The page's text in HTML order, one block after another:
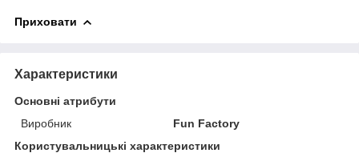
Приховати
Характеристики
Основні атрибути
Виробник
Fun Factory
Користувальницькі характеристики